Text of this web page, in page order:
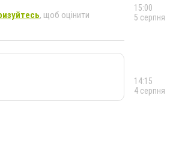
, щоб оцінити
15:00
5 серпня
14:15
4 серпня